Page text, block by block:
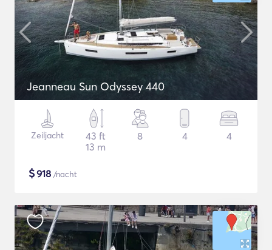
Jeanneau Sun Odyssey 440
Zeiljacht
43 ft
13 m
8 4 4
$918 /nacht